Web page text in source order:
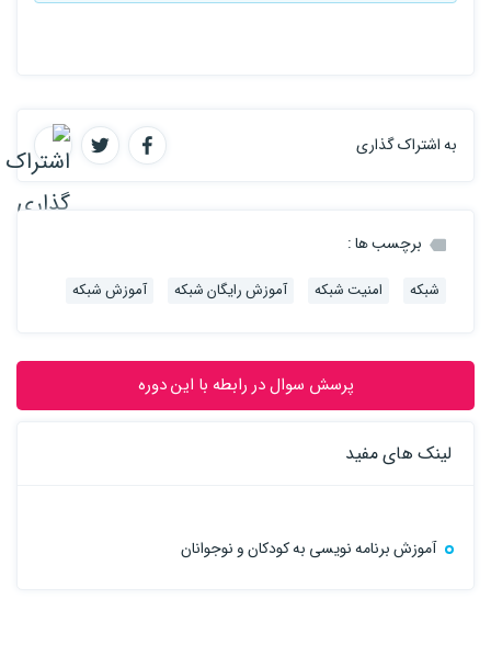
به اشتراک گذاری
برچسب ها :
شبکه امنیت شبکه آموزش رایگان شبکه آموزش شبکه
پرسش سوال در رابطه با این دوره
لینک های مفید
آموزش برنامه نویسی به کودکان و نوجوانان